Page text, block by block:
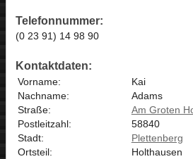
Telefonnummer:
(0 23 91) 14 98 90
Kontaktdaten:
Vorname:
Kai
Nachname:
Adams
Straße:
Am Groten
Postleitzahl:
58840
Stadt:
Plettenberg
Ortsteil:
Holthausen